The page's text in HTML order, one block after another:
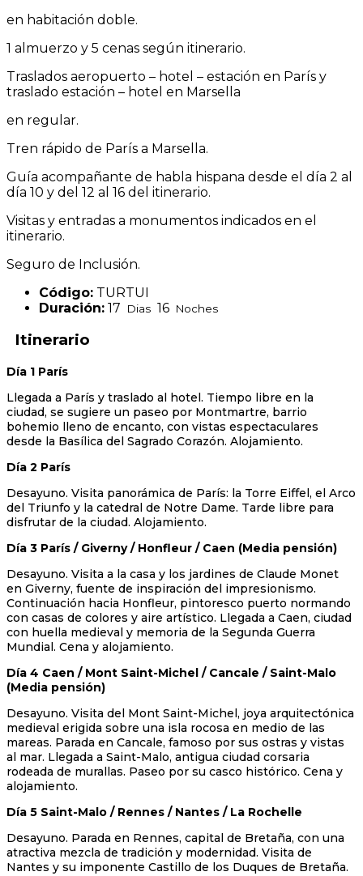
en habitación doble.
1 almuerzo y 5 cenas según itinerario.
Traslados aeropuerto – hotel – estación en París y
traslado estación – hotel en Marsella
en regular.
Tren rápido de París a Marsella.
Guía acompañante de habla hispana desde el día 2 al
día 10 y del 12 al 16 del itinerario.
Visitas y entradas a monumentos indicados en el
itinerario.
Seguro de Inclusión.
Código: TURTUI
Duración: 17 Dias 16 Noches
Itinerario
Día 1 París
Llegada a París y traslado al hotel. Tiempo libre en la
ciudad, se sugiere un paseo por Montmartre, barrio
bohemio lleno de encanto, con vistas espectaculares
desde la Basílica del Sagrado Corazón. Alojamiento.
Día 2 París
Desayuno. Visita panorámica de París: la Torre Eiffel, el Arco
del Triunfo y la catedral de Notre Dame. Tarde libre para
disfrutar de la ciudad. Alojamiento.
Día 3 París / Giverny / Honfleur / Caen (Media pensión)
Desayuno. Visita a la casa y los jardines de Claude Monet
en Giverny, fuente de inspiración del impresionismo.
Continuación hacia Honfleur, pintoresco puerto normando
con casas de colores y aire artístico. Llegada a Caen, ciudad
con huella medieval y memoria de la Segunda Guerra
Mundial. Cena y alojamiento.
Día 4 Caen / Mont Saint-Michel / Cancale / Saint-Malo
(Media pensión)
Desayuno. Visita del Mont Saint-Michel, joya arquitectónica
medieval erigida sobre una isla rocosa en medio de las
mareas. Parada en Cancale, famoso por sus ostras y vistas
al mar. Llegada a Saint-Malo, antigua ciudad corsaria
rodeada de murallas. Paseo por su casco histórico. Cena y
alojamiento.
Día 5 Saint-Malo / Rennes / Nantes / La Rochelle
Desayuno. Parada en Rennes, capital de Bretaña, con una
atractiva mezcla de tradición y modernidad. Visita de
Nantes y su imponente Castillo de los Duques de Bretaña.